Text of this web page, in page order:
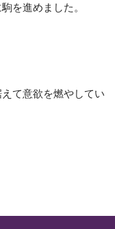
を進めました。
て意欲を燃やしてい